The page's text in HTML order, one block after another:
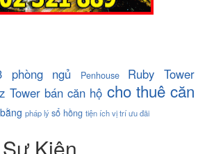
phòng ngủ Penhouse
Ruby Tower
Tower bán căn hộ cho thuê căn
pháp lýsổ hồng tiện íchvị tríưu đãi
Kiện